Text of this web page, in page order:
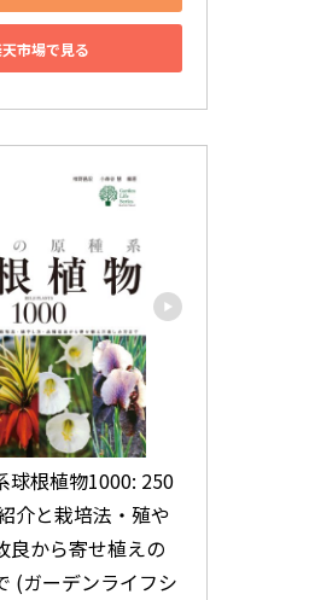
市場で見る
球根植物1000: 250
介と栽培法・殖や
良から寄せ植えの
(ガーデンライフシ